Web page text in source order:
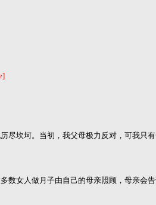
坎坷。当初，我父母极力反对，可我只
女人做月子由自己的母亲照顾，母亲会